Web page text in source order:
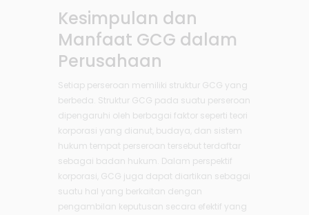
Kesimpulan dan
Manfaat GCG dalam
Perusahaan
Setiap perseroan memiliki struktur GCG yang
berbeda. Struktur GCG pada suatu perseroan
dipengaruhi oleh berbagai faktor seperti teori
korporasi yang dianut, budaya, dan sistem
hukum tempat perseroan tersebut terdaftar
sebagai badan hukum. Dalam perspektif
korporasi, GCG juga dapat diartikan sebagai
suatu hal yang berkaitan dengan
pengambilan keputusan secara efektif yang